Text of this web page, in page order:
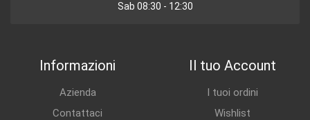
Sab 08:30 - 12:30
Informazioni
Azienda
Contattaci
Il tuo Account
I tuoi ordini
Wishlist